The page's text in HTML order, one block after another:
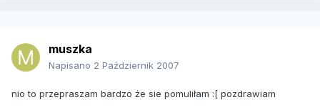
muszka
Napisano 2 Październik 2007
nio to przepraszam bardzo że sie pomuliłam :[ pozdrawiam